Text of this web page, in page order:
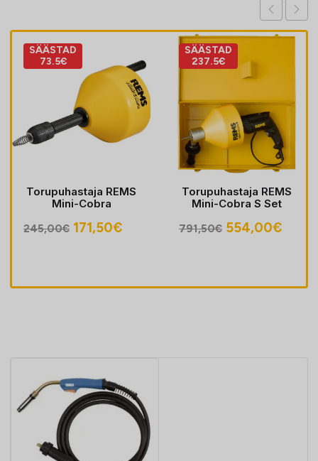
SÄÄSTAD
73.5€
Torupuhastaja REMS
Mini-Cobra
245,00€ Algne
171,50€Praegune
SÄÄSTAD
237.5€
Torupuhastaja REMS
Mini-Cobra S Set
791,50€ Algne
554,00€